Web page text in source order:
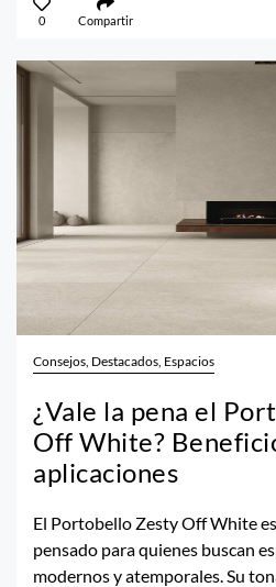
0 Compartir
Consejos, Destacados, Espacios
¿Vale la pena el
Off White?
aplicaciones
El Portobello Zesty Off White
pensado para quienes buscan
modernos y atemporales. Su